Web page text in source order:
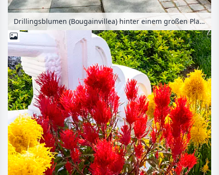
Drillingsblumen (Bougainvillea) hinter einem großen Platz mit steinernen Treppen, Sundial Plaza, Marina City Park, Singapur